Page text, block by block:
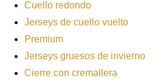
Cuello redondo
Jerseys de cuello vuelto
Premium
Jerseys gruesos de invierno
Cierre con cremallera